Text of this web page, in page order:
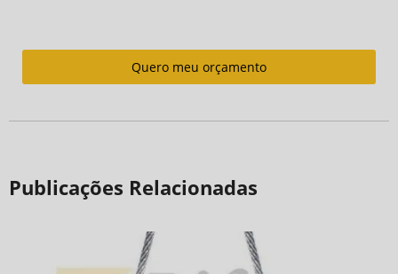
Quero meu orçamento
Publicações Relacionadas